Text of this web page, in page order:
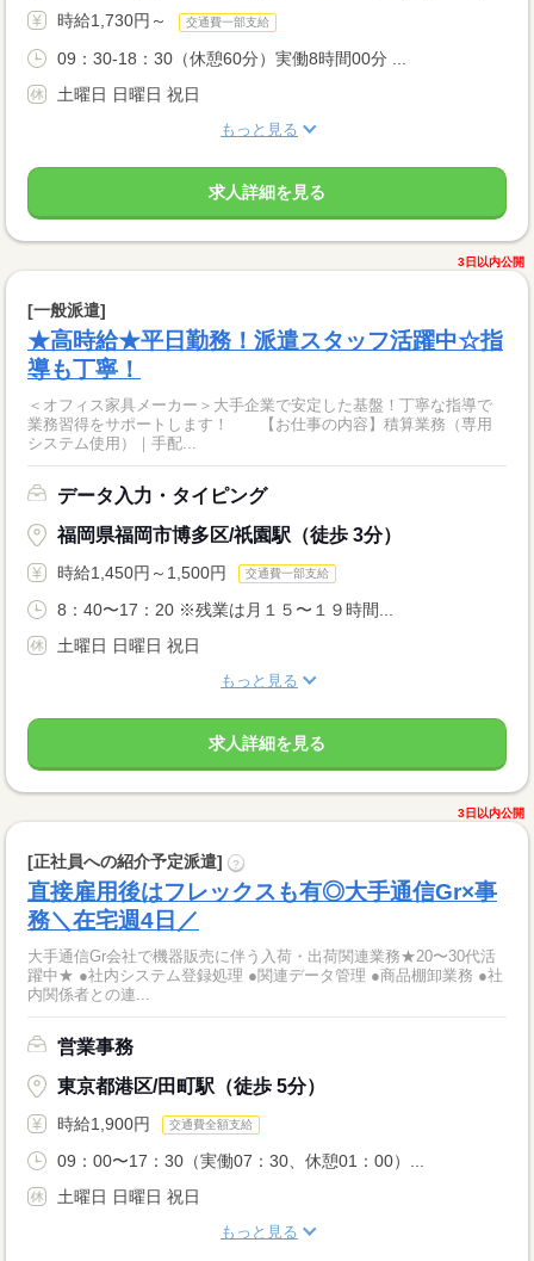
時給1,730円～ 交通費一部支給
09：30-18：30（休憩60分）実働8時間00分 ...
土曜日 日曜日 祝日
もっと見る
求人詳細を見る
3日以内公開
[一般派遣]
★高時給★平日勤務！派遣スタッフ活躍中☆指
導も丁寧！
＜オフィス家具メーカー＞大手企業で安定した基盤！丁寧な指導で
業務習得をサポートします！ 【お仕事の内容】積算業務（専用
システム使用）｜手配...
データ入力・タイピング
福岡県福岡市博多区/祇園駅（徒歩 3分）
時給1,450円～1,500円 交通費一部支給
8：40〜17：20 ※残業は月１５〜１９時間...
土曜日 日曜日 祝日
もっと見る
求人詳細を見る
3日以内公開
[正社員への紹介予定派遣] ?
直接雇用後はフレックスも有◎大手通信Gr×事
務＼在宅週4日／
大手通信Gr会社で機器販売に伴う入荷・出荷関連業務★20〜30代活
躍中★ ●社内システム登録処理 ●関連データ管理 ●商品棚卸業務 ●社
内関係者との連...
営業事務
東京都港区/田町駅（徒歩 5分）
時給1,900円 交通費全額支給
09：00〜17：30（実働07：30、休憩01：00）...
土曜日 日曜日 祝日
もっと見る